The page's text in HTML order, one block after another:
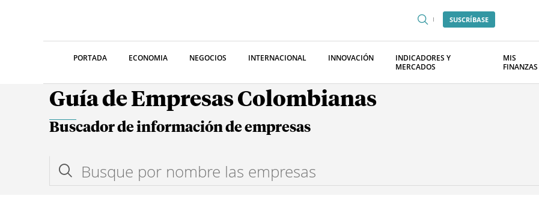
SUSCRÍBASE
PORTADA ECONOMIA NEGOCIOS INTERNACIONAL INNOVACIÓN
INDICADORES Y
MERCADOS
MIS
FINANZAS
Guía de Empresas Colombianas
Buscador de información de empresas